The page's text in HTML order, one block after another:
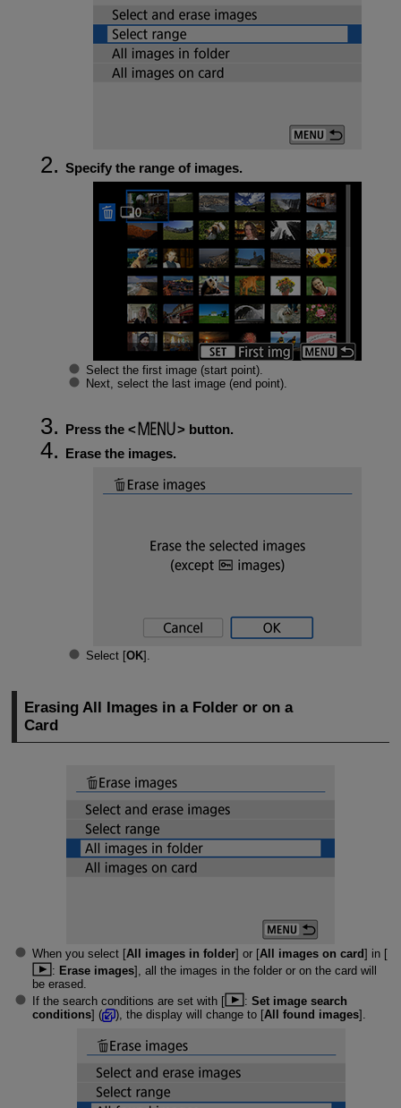
Specify the range of images.
Select the first image (start point).
Next, select the last image (end point).
Press the
button.
Erase the images.
Select [OK].
Erasing All Images in a Folder or on a
Card
When you select [All images in folder] or [All images on card] in [
: Erase images], all the images in the folder or on the card will
be erased.
If the search conditions are set with [
: Set image search
conditions] ( ), the display will change to [All found images].